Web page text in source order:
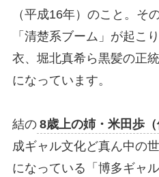
（平成16年）のこと。そ
「清楚系ブーム」が起こ
衣、堀北真希ら黒髪の正
になっています。
結の 8歳上の姉・米田歩（
成ギャル文化ど真ん中の
になっている「博多ギャ